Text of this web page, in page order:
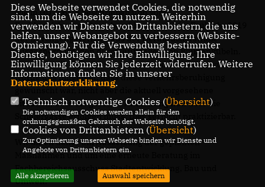
wie in GD 406/18 beschrieben und vom
Fachbereichsausschuss beschlossen, soll im Frühjahr 2019
der Durchgangsverkehr aus der Herdbruckerstraße
ausgesperrt werden durch Aufstellen von Blumenkübeln.
Nachdem die Anlieger wie vorgesehen informiert wurden,
wurde uns mitgeteilt, dass diese Verkehrsberuhigung
gewünscht war, nicht aber die aktuell vorgesehene
Situation, dass die gesamte Andienung nun über die
Schelergasse erfolgen muss. Dies sei nicht praktizierbar.
Wir bitten daher um Aussetzung der geplanten
Maßnahmen und um eine erneute Beratung im
Fachbereichsausschuss Stadtentwicklung, Bau und
Umwelt.
Diese Webseite verwendet Cookies, die notwendig
sind, um die Webseite zu nutzen. Weiterhin
verwenden wir Dienste von Drittanbietern, die uns
helfen, unser Webangebot zu verbessern (Website-
Optmierung). Für die Verwendung bestimmter
Dienste, benötigen wir Ihre Einwilligung. Ihre
Einwilligung können Sie jederzeit widerrufen. Weitere
Informationen finden Sie in unserer
Datenschutzerklärung.
Technisch notwendige Cookies (Übersicht)
Die notwendigen Cookies werden allein für den
ordnungsgemäßen Gebrauch der Webseite benötigt.
Cookies von Drittanbietern (Übersicht)
Zur Optimierung unserer Webseite binden wir Dienste und
Angebote von Drittanbietern ein.
Alle akzeptieren Auswahl speichern